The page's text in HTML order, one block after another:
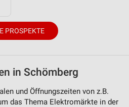
PROSPEKTE
in Schömberg
und Öffnungszeiten von z.B.
das Thema Elektromärkte in der